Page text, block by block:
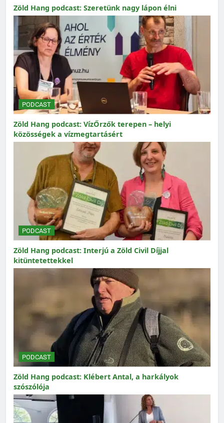
Zöld Hang podcast: Szeretünk nagy lápon élni
PODCAST
Zöld Hang podcast: VízŐrzők terepen – helyi
közösségek a vízmegtartásért
PODCAST
Zöld Hang podcast: Interjú a Zöld Civil Díjjal
kitüntetettekkel
PODCAST
Zöld Hang podcast: Klébert Antal, a harkályok
szószólója